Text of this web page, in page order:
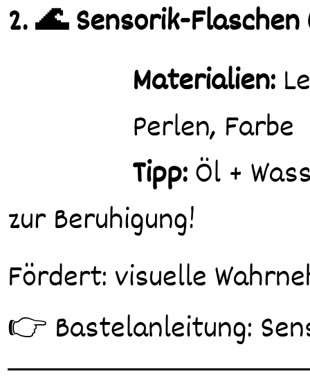
2. 🌊 Sensorik-
Materialien:
Perlen, Farbe
Tipp:Öl +
zur Beruhigung!
Fördert: visuelle
👉 Bastelanleitung: